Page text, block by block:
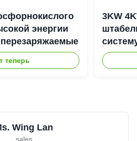
энергии
теперь
3KW
Wing Lan
sales